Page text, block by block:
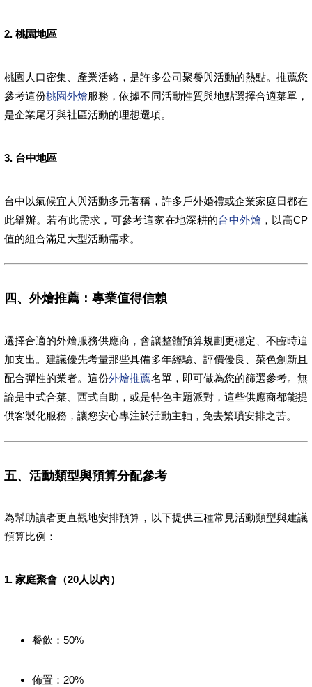
2. 桃園地區
桃園人口密集、產業活絡，是許多公司聚餐與活動的熱點。推薦您
參考這份桃園外燴服務，依據不同活動性質與地點選擇合適菜單，
是企業尾牙與社區活動的理想選項。
3. 台中地區
台中以氣候宜人與活動多元著稱，許多戶外婚禮或企業家庭日都在
此舉辦。若有此需求，可參考這家在地深耕的台中外燴 ，以高CP
值的組合滿足大型活動需求。
四、外燴推薦：專業值得信賴
選擇合適的外燴服務供應商，會讓整體預算規劃更穩定、不臨時追
加支出。建議優先考量那些具備多年經驗、評價優良、菜色創新且
配合彈性的業者。這份外燴推薦名單，即可做為您的篩選參考。無
論是中式合菜、西式自助，或是特色主題派對，這些供應商都能提
供客製化服務，讓您安心專注於活動主軸，免去繁瑣安排之苦。
五、活動類型與預算分配參考
為幫助讀者更直觀地安排預算，以下提供三種常見活動類型與建議
預算比例：
1. 家庭聚會（20人以內）
餐飲：50%
佈置：20%